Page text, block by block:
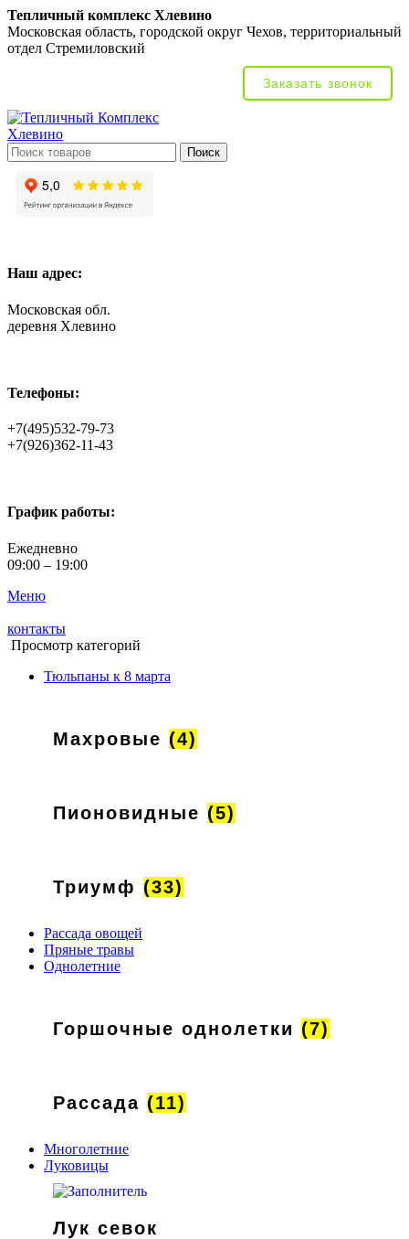
Тепличный комплекс Хлевино
Московская область, городской округ Чехов, территориальный
отдел Стремиловский
Заказать звонок
Поиск
Наш адрес:
Московская обл.
деревня Хлевино
Телефоны:
+7(495)532-79-73
+7(926)362-11-43
График работы:
Ежедневно
09:00 – 19:00
Меню
контакты
Просмотр категорий
Тюльпаны к 8 марта
Махровые (4)
Пионовидные (5)
Триумф (33)
Рассада овощей
Пряные травы
Однолетние
Горшочные однолетки (7)
Рассада (11)
Многолетние
Луковицы
Лук севок